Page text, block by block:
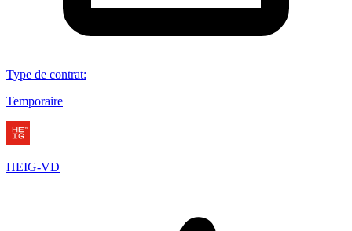
Type de contrat:
Temporaire
HEIG-VD